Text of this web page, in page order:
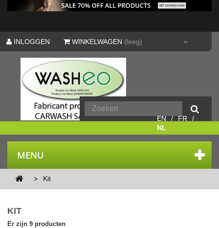
INLOGGEN WINKELWAGEN (leeg)
MENU
EN
FR
NL
> Kit
KIT
Er zijn 9 producten